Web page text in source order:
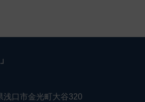
浅口市金光町大谷320